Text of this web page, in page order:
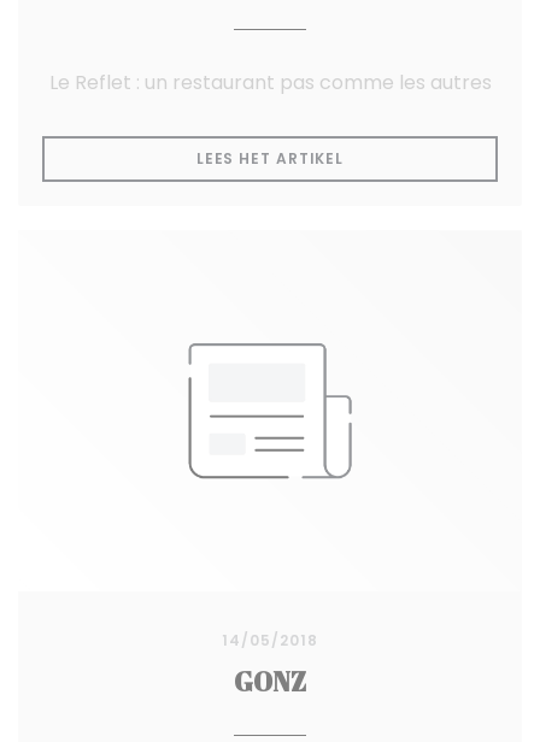
Le Reflet : un restaurant pas comme les autres
LEES HET ARTIKEL
14/05/2018
GONZ